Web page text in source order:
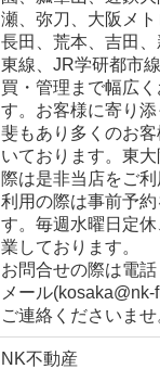
瀬、弥刀、大阪メト
長田、荒本、吉田
東線、JR学研都市
買・管理まで幅広
す。お客様に寄り
斐もあり多くのお
いております。東
際は是非当店をご
利用の際は事前予
す。毎週水曜日定
業しております。
お問合せの際は電
メール
ご連絡くださいませ
NK不動産